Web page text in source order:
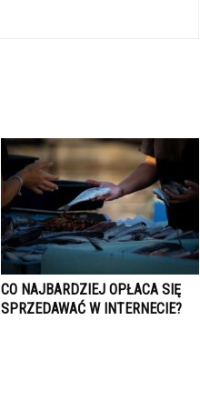
CO NAJBARDZIEJ OPŁACA SIĘ
SPRZEDAWAĆ W INTERNECIE?